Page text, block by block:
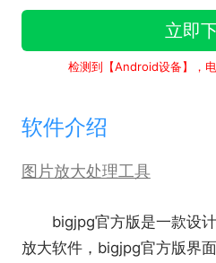
立即
检测到【Android设备】，
软件介绍
图片放大处理工具
bigjpg官方版是一款设计
放大软件，bigjpg官方版界